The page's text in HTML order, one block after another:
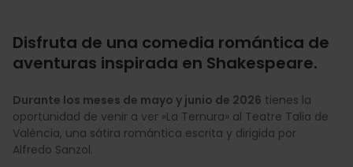
Disfruta de una comedia romántica de
aventuras inspirada en Shakespeare.
Durante los meses de mayo y junio de 2026 tienes la
oportunidad de venir a ver «La Ternura» al Teatre Talia de
València, una sátira romántica escrita y dirigida por
Alfredo Sanzol.